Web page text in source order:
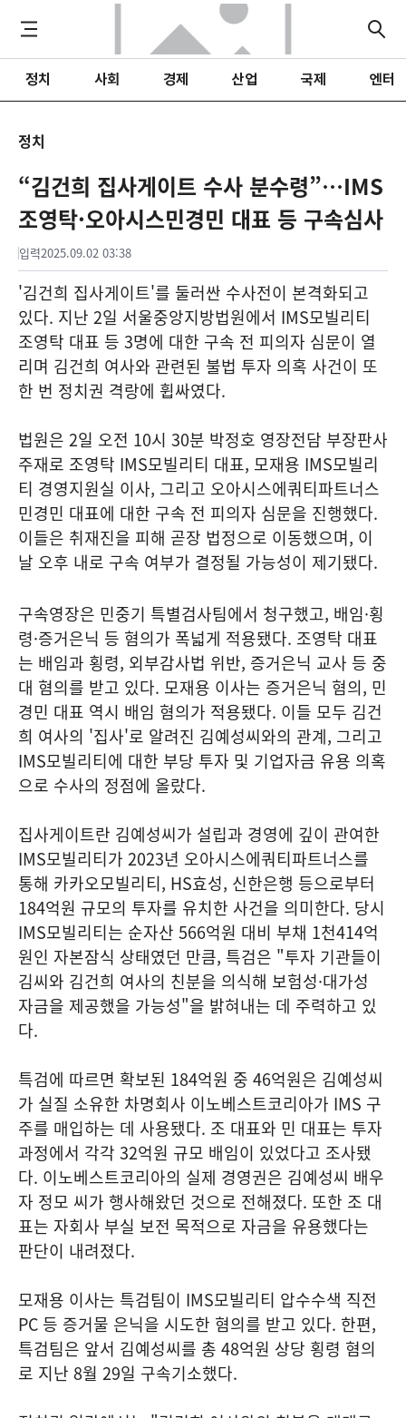
정치 사회 경제 산업 국제 엔터
정치
“김건희 집사게이트 수사 분수령”…IMS
조영탁·오아시스민경민 대표 등 구속심사
입력2025.09.02 03:38
'김건희 집사게이트'를 둘러싼 수사전이 본격화되고
있다. 지난 2일 서울중앙지방법원에서 IMS모빌리티
조영탁 대표 등 3명에 대한 구속 전 피의자 심문이 열
리며 김건희 여사와 관련된 불법 투자 의혹 사건이 또
한 번 정치권 격랑에 휩싸였다.
법원은 2일 오전 10시 30분 박정호 영장전담 부장판사
주재로 조영탁 IMS모빌리티 대표, 모재용 IMS모빌리
티 경영지원실 이사, 그리고 오아시스에쿼티파트너스
민경민 대표에 대한 구속 전 피의자 심문을 진행했다.
이들은 취재진을 피해 곧장 법정으로 이동했으며, 이
날 오후 내로 구속 여부가 결정될 가능성이 제기됐다.
구속영장은 민중기 특별검사팀에서 청구했고, 배임·횡
령·증거은닉 등 혐의가 폭넓게 적용됐다. 조영탁 대표
는 배임과 횡령, 외부감사법 위반, 증거은닉 교사 등 중
대 혐의를 받고 있다. 모재용 이사는 증거은닉 혐의, 민
경민 대표 역시 배임 혐의가 적용됐다. 이들 모두 김건
희 여사의 '집사'로 알려진 김예성씨와의 관계, 그리고
IMS모빌리티에 대한 부당 투자 및 기업자금 유용 의혹
으로 수사의 정점에 올랐다.
집사게이트란 김예성씨가 설립과 경영에 깊이 관여한
IMS모빌리티가 2023년 오아시스에쿼티파트너스를
통해 카카오모빌리티, HS효성, 신한은행 등으로부터
184억원 규모의 투자를 유치한 사건을 의미한다. 당시
IMS모빌리티는 순자산 566억원 대비 부채 1천414억
원인 자본잠식 상태였던 만큼, 특검은 "투자 기관들이
김씨와 김건희 여사의 친분을 의식해 보험성·대가성
자금을 제공했을 가능성"을 밝혀내는 데 주력하고 있
다.
특검에 따르면 확보된 184억원 중 46억원은 김예성씨
가 실질 소유한 차명회사 이노베스트코리아가 IMS 구
주를 매입하는 데 사용됐다. 조 대표와 민 대표는 투자
과정에서 각각 32억원 규모 배임이 있었다고 조사됐
다. 이노베스트코리아의 실제 경영권은 김예성씨 배우
자 정모 씨가 행사해왔던 것으로 전해졌다. 또한 조 대
표는 자회사 부실 보전 목적으로 자금을 유용했다는
판단이 내려졌다.
모재용 이사는 특검팀이 IMS모빌리티 압수수색 직전
PC 등 증거물 은닉을 시도한 혐의를 받고 있다. 한편,
특검팀은 앞서 김예성씨를 총 48억원 상당 횡령 혐의
로 지난 8월 29일 구속기소했다.